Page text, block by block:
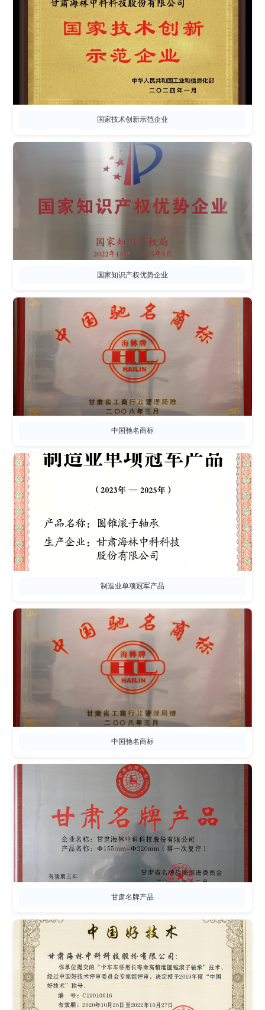
国家技术创新示范企业
国家知识产权优势企业
中国驰名商标
制造业单项冠军产品
中国驰名商标
甘肃名牌产品